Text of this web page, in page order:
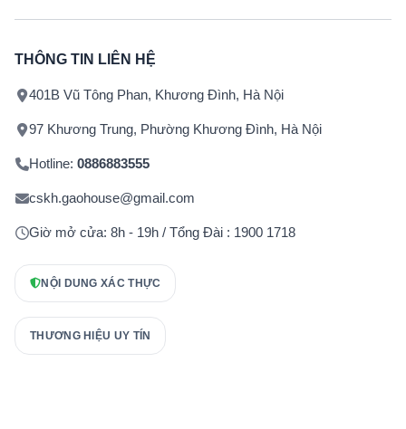
THÔNG TIN LIÊN HỆ
401B Vũ Tông Phan, Khương Đình, Hà Nội
97 Khương Trung, Phường Khương Đình, Hà Nội
Hotline: 0886883555
cskh.gaohouse@gmail.com
Giờ mở cửa: 8h - 19h / Tổng Đài : 1900 1718
NỘI DUNG XÁC THỰC
THƯƠNG HIỆU UY TÍN